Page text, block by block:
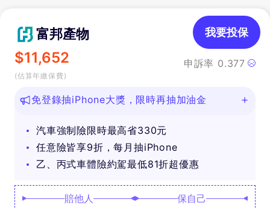
富邦產物
$11,652
(估算年繳保費)
申訴率 0.377
我要投保
免登錄抽iPhone大獎，限時再抽加油金
汽車強制險限時最高省330元
任意險皆享9折，每月抽iPhone
乙、丙式車體險約駕最低81折超優惠
賠他人 保自己